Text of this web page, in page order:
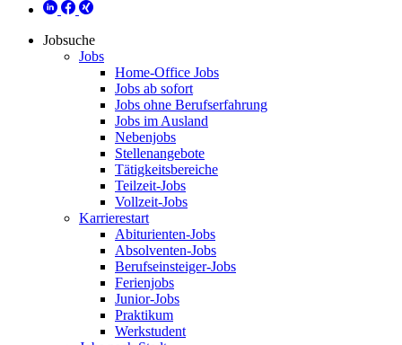
Jobsuche
Jobs
Home-Office Jobs
Jobs ab sofort
Jobs ohne Berufserfahrung
Jobs im Ausland
Nebenjobs
Stellenangebote
Tätigkeitsbereiche
Teilzeit-Jobs
Vollzeit-Jobs
Karrierestart
Abiturienten-Jobs
Absolventen-Jobs
Berufseinsteiger-Jobs
Ferienjobs
Junior-Jobs
Praktikum
Werkstudent